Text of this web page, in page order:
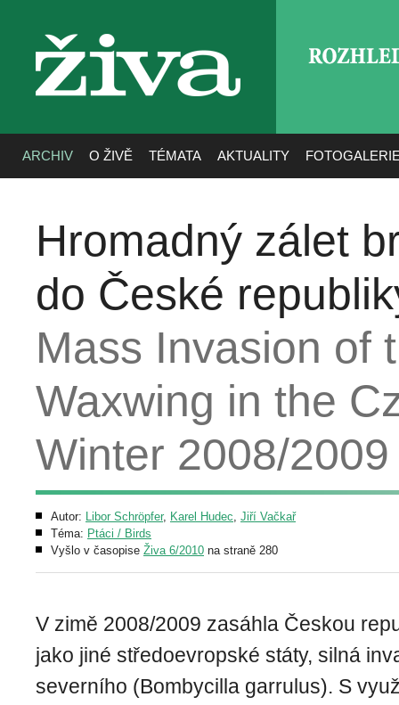
živa
ARCHIV O ŽIVĚ TÉMATA AKTUALITY
Hromadný zálet
do České
Mass Invasion of
Waxwing in the
Winter 2008/2009
Autor: Libor Schröpfer, Karel Hudec, Jiří Vačkař
Téma: Ptáci / Birds
Vyšlo v časopise Živa 6/2010 na straně 280
V zimě 2008/2009 zasáhla Českou
jako jiné středoevropské státy, silná
severního (Bombycilla garrulus). S